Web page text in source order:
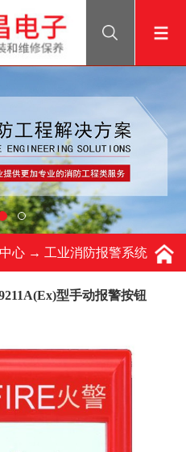
心 → 工业消防报警系统
型手动报警按钮